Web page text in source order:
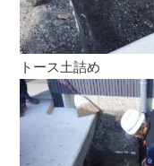
トース土詰め